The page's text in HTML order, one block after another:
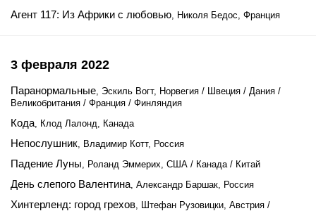
Агент 117: Из Африки с любовью, Николя Бедос, Франция
3 февраля 2022
Паранормальные, Эскиль Вогт, Норвегия / Швеция / Дания /
Великобритания / Франция / Финляндия
Кода, Клод Лалонд, Канада
Непослушник, Владимир Котт, Россия
Падение Луны, Роланд Эммерих, США / Канада / Китай
День слепого Валентина, Александр Баршак, Россия
Хинтерленд: город грехов, Штефан Рузовицки, Австрия /